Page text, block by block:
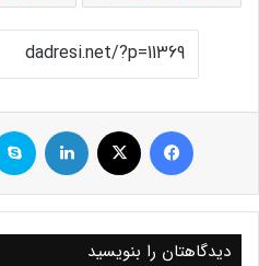
فیسبوک ایکس لینکداین
دیدگاهتان را بنویسید